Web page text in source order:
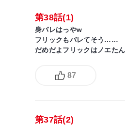
第38話(1)
身バレはっやw
フリックもバレてそう……
だめだよフリックはノエた
87
第37話(2)